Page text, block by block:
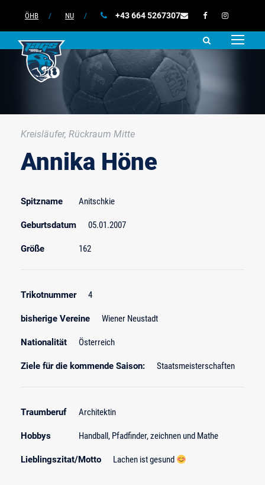
ÖHB / NU / +43 664 5267307
Kreisläufer, Rückraum Mitte
Annika Höne
Spitzname Anitschkie
Geburtsdatum 05.01.2007
Größe 162
Trikotnummer 4
bisherige Vereine Wiener Neustadt
Nationalität Österreich
Ziele für die kommende Saison: Staatsmeisterschaften
Traumberuf Architektin
Hobbys Handball, Pfadfinder, zeichnen und Mathe
Lieblingszitat/Motto Lachen ist gesund